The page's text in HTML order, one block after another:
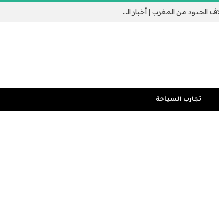
جيب سبتة الإسباني يثير القلق مع عبور الآلاف الحدود من المغرب | أخبار الهجرة
تجارب السياحة